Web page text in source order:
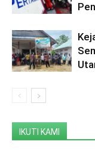
IKUTI KAMI